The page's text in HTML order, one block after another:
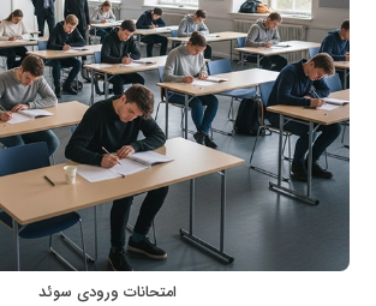
امتحانات ورودی سوئد